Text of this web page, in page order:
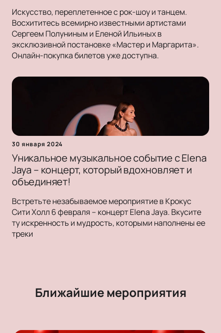
Искусство, переплетенное с рок-шоу и танцем.
Восхититесь всемирно известными артистами
Сергеем Полуниным и Еленой Ильиных в
эксклюзивной постановке «Мастер и Маргарита».
Онлайн-покупка билетов уже доступна.
30 января 2024
Уникальное музыкальное событие с Elena
Jaya – концерт, который вдохновляет и
объединяет!
Встретьте незабываемое мероприятие в Крокус
Сити Холл 6 февраля – концерт Elena Jaya. Вкусите
ту искренность и мудрость, которыми наполнены ее
треки
Ближайшие мероприятия